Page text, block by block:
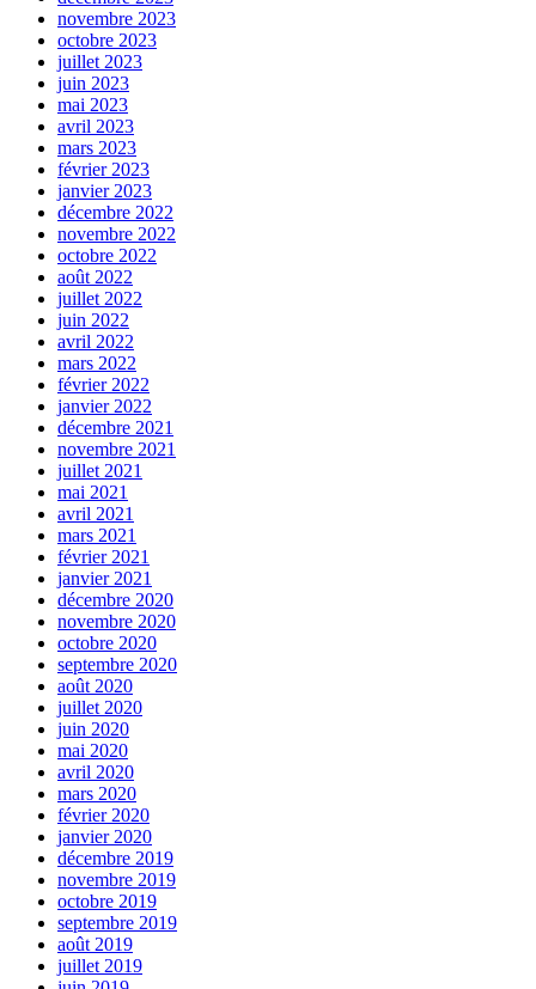
novembre 2023
octobre 2023
juillet 2023
juin 2023
mai 2023
avril 2023
mars 2023
février 2023
janvier 2023
décembre 2022
novembre 2022
octobre 2022
août 2022
juillet 2022
juin 2022
avril 2022
mars 2022
février 2022
janvier 2022
décembre 2021
novembre 2021
juillet 2021
mai 2021
avril 2021
mars 2021
février 2021
janvier 2021
décembre 2020
novembre 2020
octobre 2020
septembre 2020
août 2020
juillet 2020
juin 2020
mai 2020
avril 2020
mars 2020
février 2020
janvier 2020
décembre 2019
novembre 2019
octobre 2019
septembre 2019
août 2019
juillet 2019